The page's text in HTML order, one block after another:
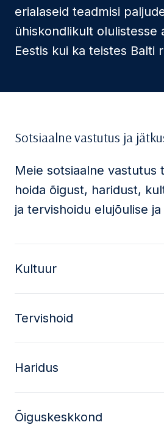
erialaseid teadmisi
ühiskondlikult olulistesse
Eestis kui ka teistes Balti
Sotsiaalne vastutus ja
Meie sotsiaalne vastutus
hoida õigust, haridust,
ja tervishoidu elujõulise
Kultuur
Tervishoid
Haridus
Õiguskeskkond